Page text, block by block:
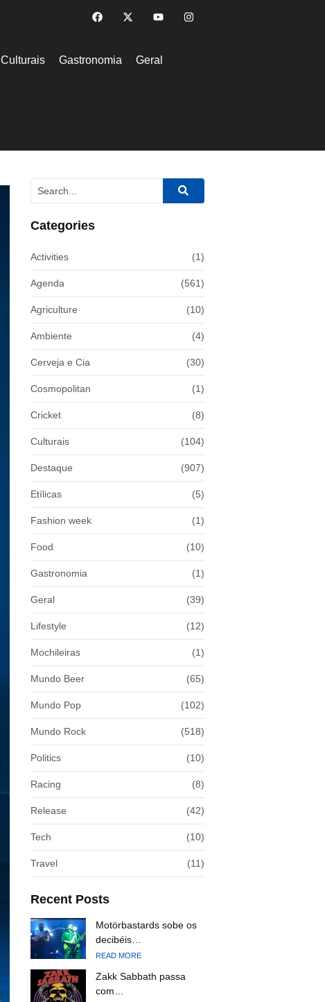
Culturais Gastronomia Geral
Categories
Activities (1)
Agenda (561)
Agriculture (10)
Ambiente (4)
Cerveja e Cia (30)
Cosmopolitan (1)
Cricket (8)
Culturais (104)
Destaque (907)
Etílicas (5)
Fashion week (1)
Food (10)
Gastronomia (1)
Geral (39)
Lifestyle (12)
Mochileiras (1)
Mundo Beer (65)
Mundo Pop (102)
Mundo Rock (518)
Politics (10)
Racing (8)
Release (42)
Tech (10)
Travel (11)
Recent Posts
Motörbastards sobe os
decibéis…
READ MORE
Zakk Sabbath passa
com…